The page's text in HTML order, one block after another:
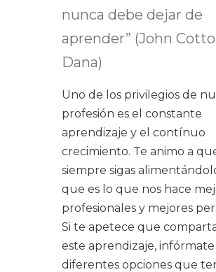
nunca debe dejar de
aprender” (John
Dana)
Uno de los privilegios de
profesión es el constante
aprendizaje y el contínuo
crecimiento. Te animo a
siempre sigas
que es lo que nos hace
profesionales y mejores
Si te apetece que
este aprendizaje, infórmate
diferentes opciones que